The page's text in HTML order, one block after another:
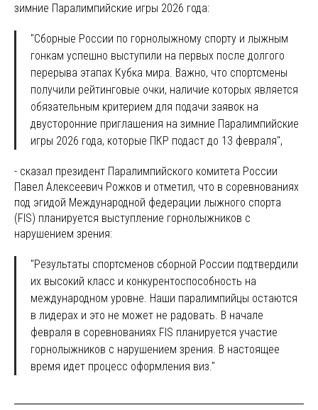
зимние Паралимпийские игры 2026 года:
"Сборные России по горнолыжному спорту и лыжным
гонкам успешно выступили на первых после долгого
перерыва этапах Кубка мира. Важно, что спортсмены
получили рейтинговые очки, наличие которых является
обязательным критерием для подачи заявок на
двусторонние приглашения на зимние Паралимпийские
игры 2026 года, которые ПКР подаст до 13 февраля",
- сказал президент Паралимпийского комитета России
Павел Алексеевич Рожков и отметил, что в соревнованиях
под эгидой Международной федерации лыжного спорта
(FIS) планируется выступление горнолыжников с
нарушением зрения:
"Результаты спортсменов сборной России подтвердили
их высокий класс и конкурентоспособность на
международном уровне. Наши паралимпийцы остаются
в лидерах и это не может не радовать. В начале
февраля в соревнованиях FIS планируется участие
горнолыжников с нарушением зрения. В настоящее
время идет процесс оформления виз."